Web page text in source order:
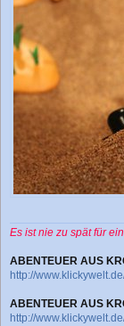
Es ist nie zu spät für
ABENTEUER AUS
http://
ABENTEUER AUS
http://